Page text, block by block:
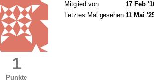
1
Punkte
Mitglied von
17 Feb
Letztes Mal gesehen 11 Mai